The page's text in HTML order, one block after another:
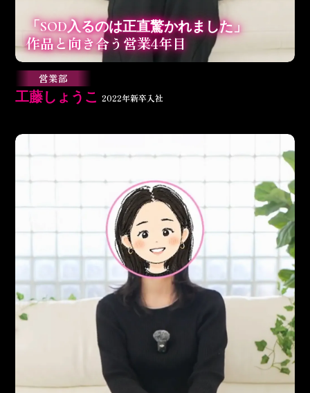
「SOD入るのは正直驚かれました」
作品と向き合う営業4年目
営業部
工藤しょうこ2022年新卒入社